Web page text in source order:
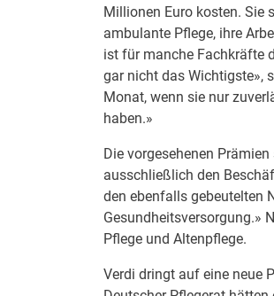
Millionen Euro kosten. Sie
ambulante Pflege, ihre
ist für manche Fachkräfte
gar nicht das Wichtigste»,
Monat, wenn sie nur
haben.»
Die vorgesehenen
ausschließlich den
den ebenfalls gebeutelten
Gesundheitsversorgung.»
Pflege und Altenpflege.
Verdi dringt auf eine neue